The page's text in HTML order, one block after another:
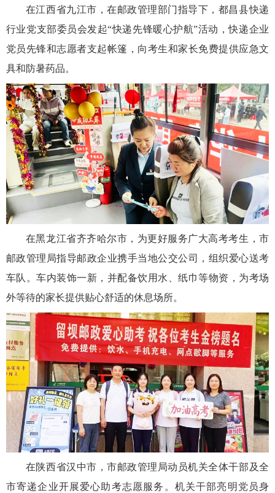
在江西省九江市，在邮政管理部门指导下，都昌县快递
行业党支部委员会发起“快递先锋暖心护航”活动，快递企业
党员先锋和志愿者支起帐篷，向考生和家长免费提供应急文
具和防暑药品。
在黑龙江省齐齐哈尔市，为更好服务广大高考考生，市
邮政管理局指导邮政企业携手当地公交公司，组织爱心送考
车队。车内装饰一新，并配备饮用水、纸巾等物资，为考场
外等待的家长提供贴心舒适的休息场所。
在陕西省汉中市，市邮政管理局动员机关全体干部及全
市寄递企业开展爱心助考志愿服务。机关干部亮明党员身